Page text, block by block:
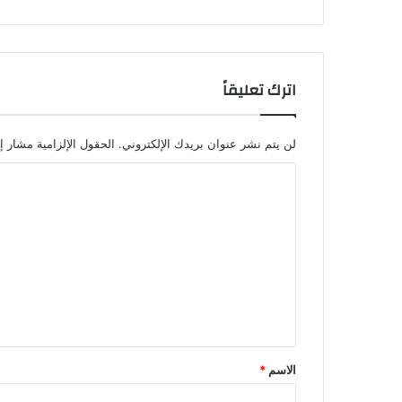
اترك تعليقاً
لن يتم نشر عنوان بريدك الإلكتروني. الحقول الإلزامية مشار
*
الاسم *